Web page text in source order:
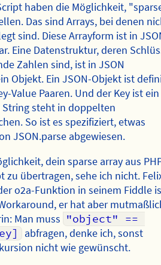
haben die Möglichkeit,
Das sind Arrays, bei denen
sind. Diese Arrayform ist in
Eine Datenstruktur, deren
Zahlen sind, ist in JSON
Objekt. Ein JSON-Objekt ist
Value Paaren. Und der Key ist ein
String steht in doppelten
So ist es spezifiziert, etwas
JSON.parse abgewiesen.
dein sparse array aus
zu übertragen, sehe ich nicht.
o2a-Funktion in seinem Fiddle
er hat aber
Man muss "object" ==
abfragen, denke ich, sonst
nicht wie gewünscht.